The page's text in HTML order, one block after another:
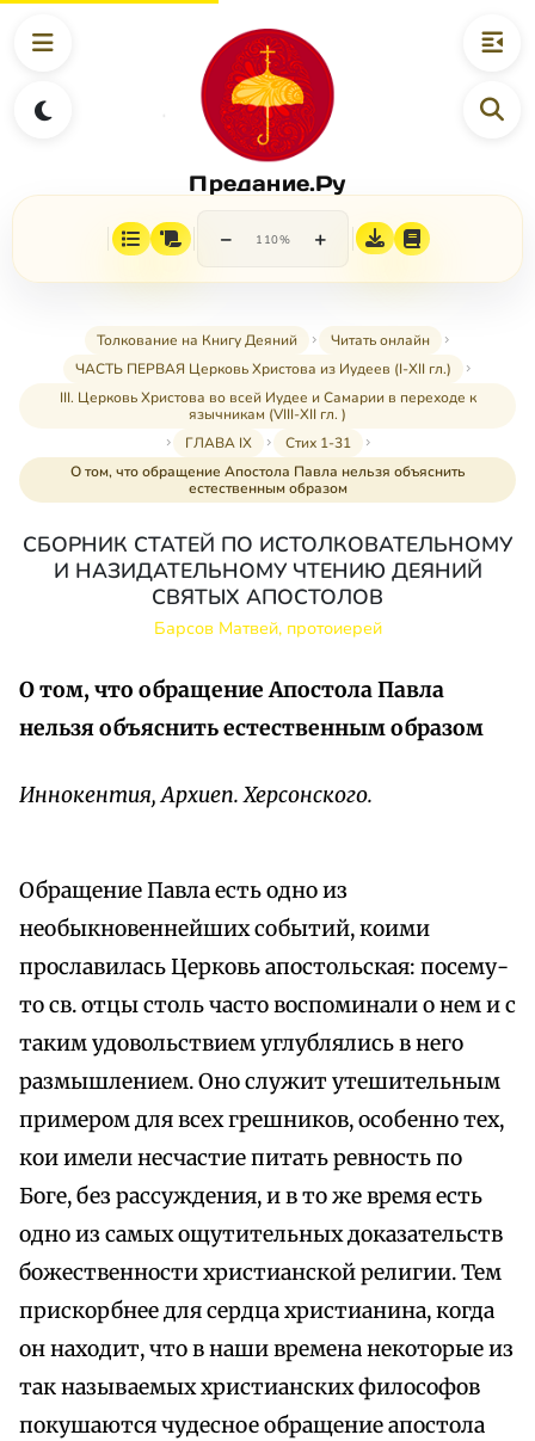
Предание.Ру
− 110% +
Толкование на Книгу Деяний
Читать онлайн
ЧАСТЬ ПЕРВАЯ Церковь Христова из Иудеев (I-XII гл.)
III. Церковь Христова во всей Иудее и Самарии в переходе к
язычникам (VIII-XII гл. )
ГЛАВА IX
Стих 1-31
О том, что обращение Апостола Павла нельзя объяснить
естественным образом
СБОРНИК СТАТЕЙ ПО ИСТОЛКОВАТЕЛЬНОМУ
И НАЗИДАТЕЛЬНОМУ ЧТЕНИЮ ДЕЯНИЙ
СВЯТЫХ АПОСТОЛОВ
Барсов Матвей, протоиерей
О том, что обращение Апостола Павла
нельзя объяснить естественным образом
Иннокентия, Архиеп. Херсонского.
Обращение Павла есть одно из
необыкновеннейших событий, коими
прославилась Церковь апостольская: посему-
то св. отцы столь часто воспоминали о нем и с
таким удовольствием углублялись в него
размышлением. Оно служит утешительным
примером для всех грешников, особенно тех,
кои имели несчастие питать ревность по
Боге, без рассуждения, и в то же время есть
одно из самых ощутительных доказательств
божественности христианской религии. Тем
прискорбнее для сердца христианина, когда
он находит, что в наши времена некоторые из
так называемых христианских философов
покушаются чудесное обращение апостола